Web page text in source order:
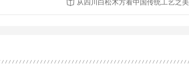
从四川白松木方看中国传统工艺之美